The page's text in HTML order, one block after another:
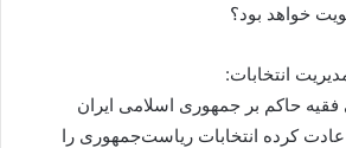
خواهد بود؟
انتخابات:
فقیه حاکم بر جمهوری اسلامی ایران
کرده انتخابات ریاست‌جمهوری را